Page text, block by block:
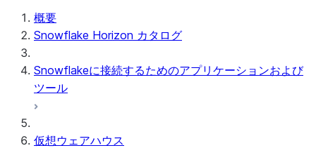
概要
Snowflake Horizon カタログ
Snowflakeに接続するためのアプリケーションおよび
ツール
仮想ウェアハウス